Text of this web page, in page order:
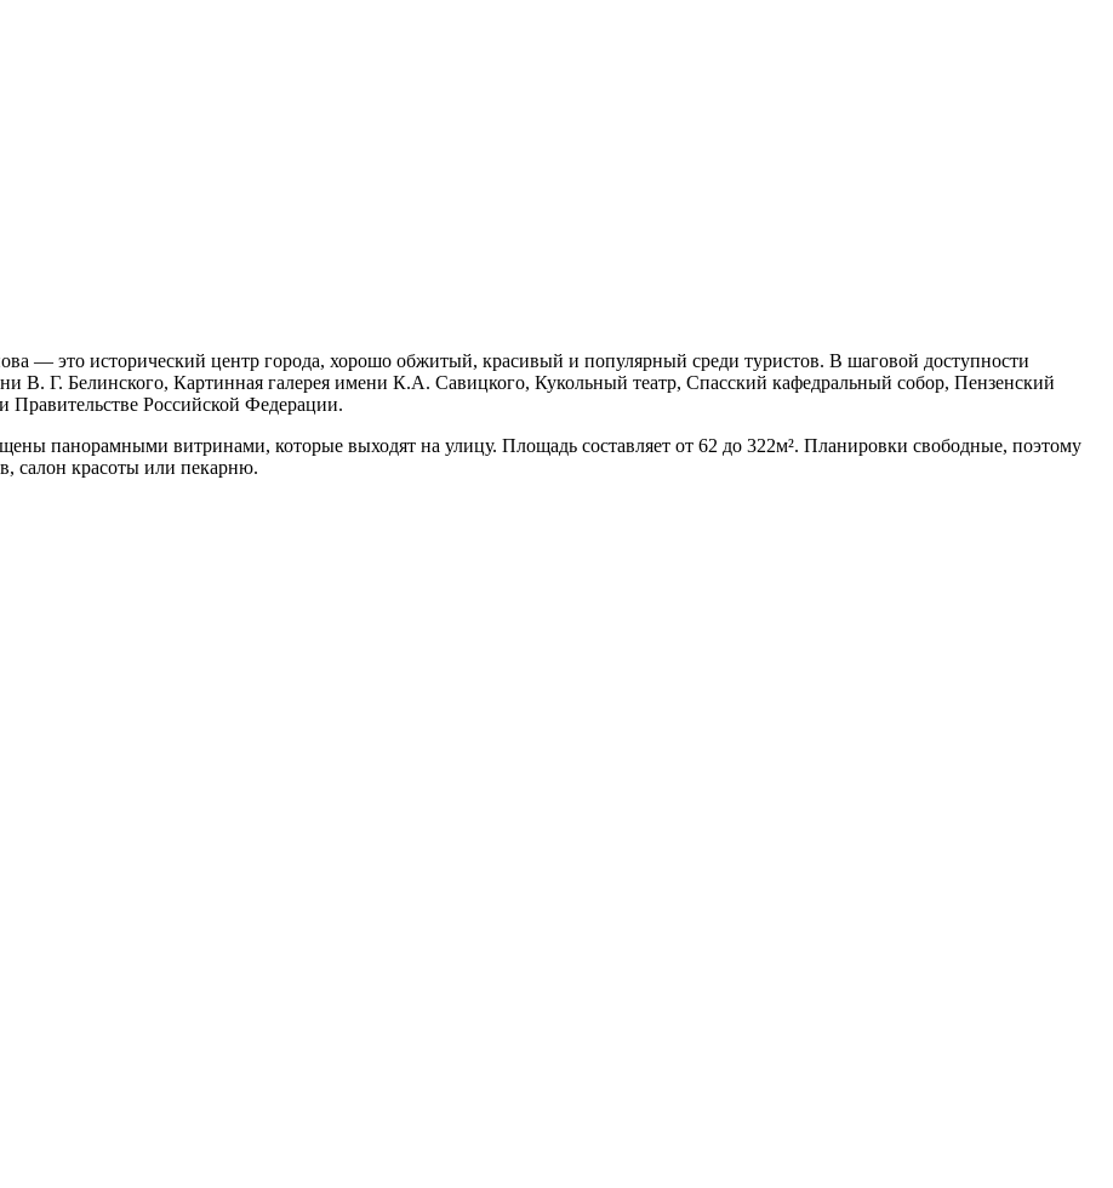
— это исторический центр города, хорошо обжитый, красивый и популярный среди туристов. В шаговой доступности
В. Г. Белинского, Картинная галерея имени К.А. Савицкого, Кукольный театр, Спасский кафедральный собор, Пензенский
Правительстве Российской Федерации.
панорамными витринами, которые выходят на улицу. Площадь составляет от 62 до 322м². Планировки свободные, поэтому
салон красоты или пекарню.